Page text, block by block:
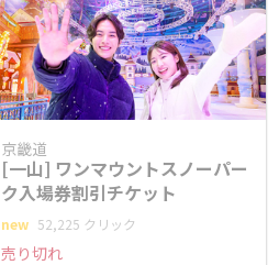
京畿道
[一山] ワンマウントスノーパー
ク入場券割引チケット
new 52,225 クリック
売り切れ